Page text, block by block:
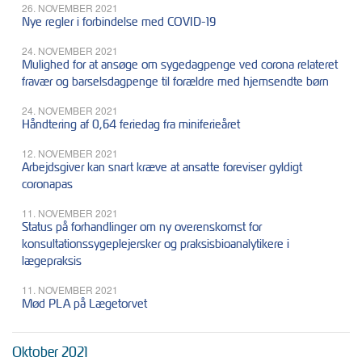
26. NOVEMBER 2021
Nye regler i forbindelse med COVID-19
24. NOVEMBER 2021
Mulighed for at ansøge om sygedagpenge ved corona relateret
fravær og barselsdagpenge til forældre med hjemsendte børn
24. NOVEMBER 2021
Håndtering af 0,64 feriedag fra miniferieåret
12. NOVEMBER 2021
Arbejdsgiver kan snart kræve at ansatte foreviser gyldigt
coronapas
11. NOVEMBER 2021
Status på forhandlinger om ny overenskomst for
konsultationssygeplejersker og praksisbioanalytikere i
lægepraksis
11. NOVEMBER 2021
Mød PLA på Lægetorvet
Oktober 2021